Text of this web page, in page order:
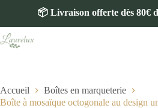
📦 Livraison offerte dès 80€
Accueil
Boîtes en marqueterie
Boîte à mosaïque octogonale au design